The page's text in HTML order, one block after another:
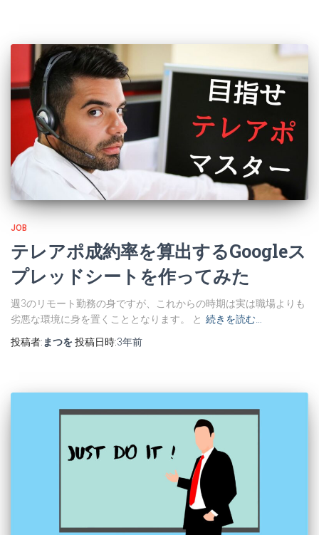
JOB
テレアポ成約率を算出するGoogleス
プレッドシートを作ってみた
週3のリモート勤務の身ですが、これからの時期は実は職場よりも
劣悪な環境に身を置くこととなります。 と 続きを読む…
投稿者: まつを投稿日時:3年前